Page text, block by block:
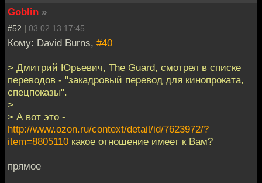
Goblin »
#52 | 03.02.13 17:45
Кому: David Burns, #40
> Дмитрий Юрьевич, The Guard, смотрел в списке
переводов - "закадровый перевод для кинопроката,
спецпоказы".
>
> А вот это -
http://www.ozon.ru/context/detail/id/7623972/?
item=8805110 какое отношение имеет к Вам?
прямое